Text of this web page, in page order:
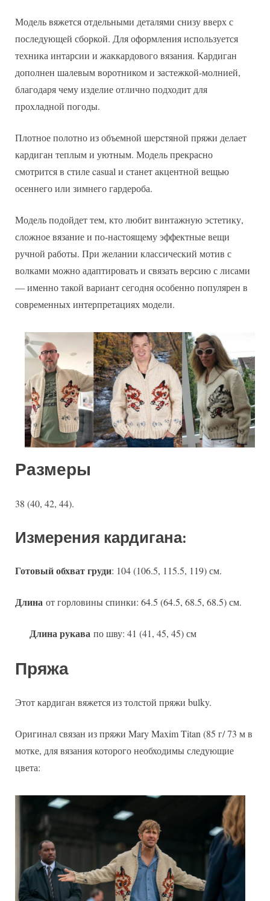
Модель вяжется отдельными деталями снизу вверх с
последующей сборкой. Для оформления используется
техника интарсии и жаккардового вязания. Кардиган
дополнен шалевым воротником и застежкой-молнией,
благодаря чему изделие отлично подходит для
прохладной погоды.
Плотное полотно из объемной шерстяной пряжи делает
кардиган теплым и уютным. Модель прекрасно
смотрится в стиле casual и станет акцентной вещью
осеннего или зимнего гардероба.
Модель подойдет тем, кто любит винтажную эстетику,
сложное вязание и по-настоящему эффектные вещи
ручной работы. При желании классический мотив с
волками можно адаптировать и связать версию с лисами
— именно такой вариант сегодня особенно популярен в
современных интерпретациях модели.
Размеры
38 (40, 42, 44).
Измерения кардигана:
Готовый обхват груди: 104 (106.5, 115.5, 119) см.
Длина от горловины спинки: 64.5 (64.5, 68.5, 68.5) см.
Длина рукава по шву: 41 (41, 45, 45) см
Пряжа
Этот кардиган вяжется из толстой пряжи bulky.
Оригинал связан из пряжи Mary Maxim Titan (85 г/ 73 м в
мотке, для вязания которого необходимы следующие
цвета: